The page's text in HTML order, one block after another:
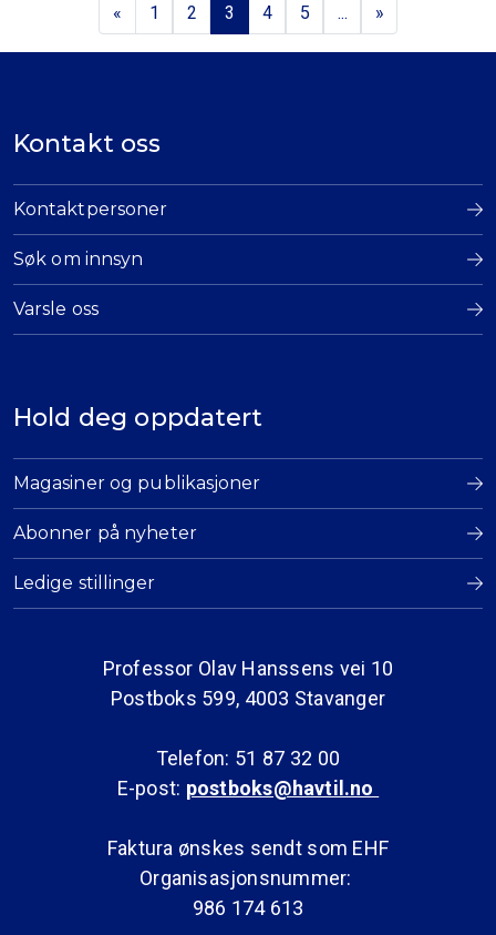
« 1 2 3 4 5 ... »
Kontakt oss
Kontaktpersoner
Søk om innsyn
Varsle oss
Hold deg oppdatert
Magasiner og publikasjoner
Abonner på nyheter
Ledige stillinger
Professor Olav Hanssens vei 10
Postboks 599, 4003 Stavanger
Telefon: 51 87 32 00
E-post: postboks@havtil.no
Faktura ønskes sendt som EHF
Organisasjonsnummer:
986 174 613